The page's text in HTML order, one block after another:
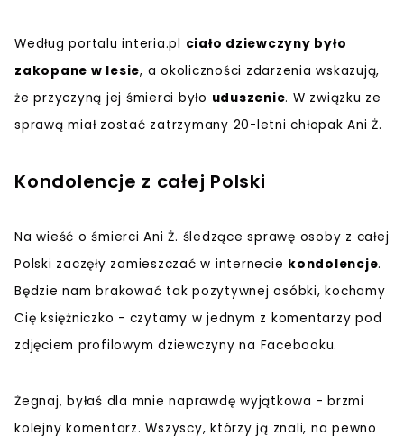
Według portalu interia.pl ciało dziewczyny było
zakopane w lesie, a okoliczności zdarzenia wskazują,
że przyczyną jej śmierci było uduszenie. W związku ze
sprawą miał zostać zatrzymany 20-letni chłopak Ani Ż.
Kondolencje z całej Polski
Na wieść o śmierci Ani Ż. śledzące sprawę osoby z całej
Polski zaczęły zamieszczać w internecie kondolencje.
Będzie nam brakować tak pozytywnej osóbki, kochamy
Cię księżniczko - czytamy w jednym z komentarzy pod
zdjęciem profilowym dziewczyny na Facebooku.
Żegnaj, byłaś dla mnie naprawdę wyjątkowa - brzmi
kolejny komentarz. Wszyscy, którzy ją znali, na pewno